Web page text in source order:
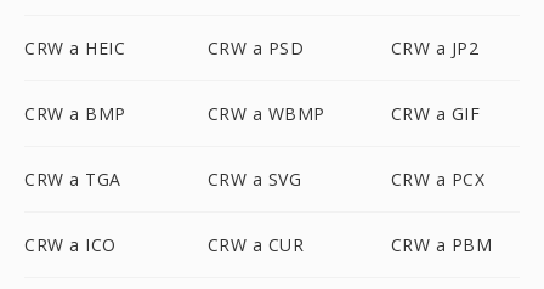
CRW a HEIC CRW a PSD CRW a JP2
CRW a BMP CRW a WBMP CRW a GIF
CRW a TGA CRW a SVG CRW a PCX
CRW a ICO CRW a CUR CRW a PBM